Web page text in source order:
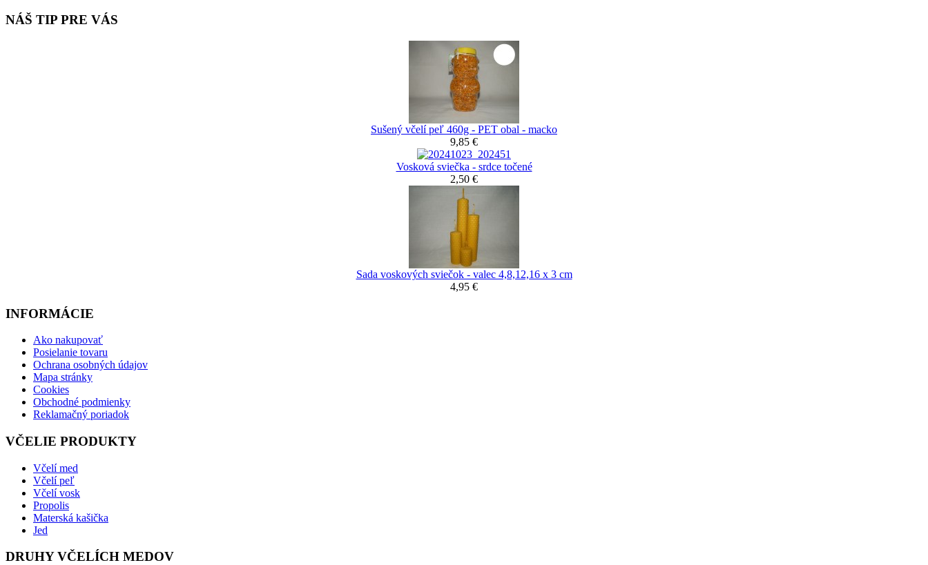
NÁŠ TIP PRE VÁS
Sušený včelí peľ 460g - PET obal - macko
9,85 €
Vosková sviečka - srdce točené
2,50 €
Sada voskových sviečok - valec 4,8,12,16 x 3 cm
4,95 €
INFORMÁCIE
Ako nakupovať
Posielanie tovaru
Ochrana osobných údajov
Mapa stránky
Cookies
Obchodné podmienky
Reklamačný poriadok
VČELIE PRODUKTY
Včelí med
Včelí peľ
Včelí vosk
Propolis
Materská kašička
Jed
DRUHY VČELÍCH MEDOV